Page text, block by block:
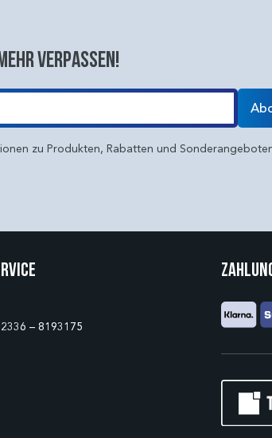
verpassen!
zu Produkten, Rabatten und
– 8193175